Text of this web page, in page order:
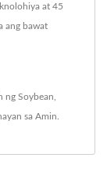
at 45
ang bawat
ng Soybean
sa Amin